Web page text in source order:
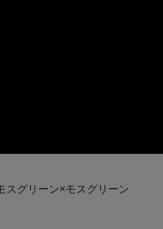
スグリーン×モスグリーン